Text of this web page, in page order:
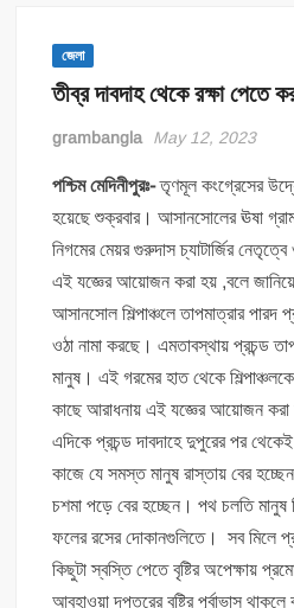
জেলা
তীব্র দাবদাহ থেকে রক্ষা পেতে
grambangla May 12, 2023
পশ্চিম মেদিনীপুরঃ-তৃণমূল কংগ্রেসের
হয়েছে শুক্রবার। আসানসোলের ঊষা
নিগমের মেয়র গুরুদাস চ্যাটার্জির
এই যজ্ঞের আয়োজন করা হয় ,বলে
আসানসোল শিল্পাঞ্চলে তাপমাত্রার পারদ
ওঠা নামা করছে। এমতাবস্থায় প্রচন্ড
মানুষ। এই গরমের হাত থেকে
কাছে আরাধনায় এই যজ্ঞের আয়োজন করা
এদিকে প্রচন্ড দাবদাহে দুপুরের পর
কাজে যে সমস্ত মানুষ রাস্তায় বের
চশমা পড়ে বের হচ্ছেন। পথ চলতি
ফলের রসের দোকানগুলিতে। সব মিলে
কিছুটা স্বস্তি পেতে বৃষ্টির অপেক্ষায়
আবহাওয়া দপ্তরের বৃষ্টির পূর্বাভাস থাকলে